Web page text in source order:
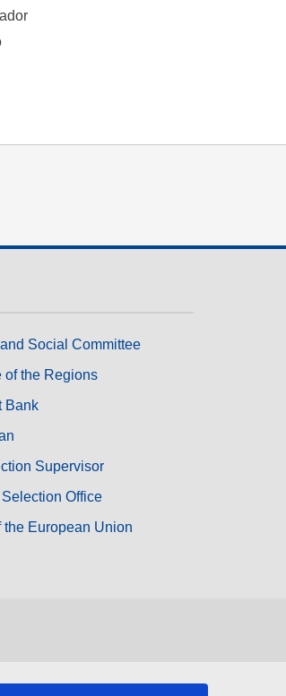
Social Committee
of the Regions
Bank
Supervisor
Office
the European Union